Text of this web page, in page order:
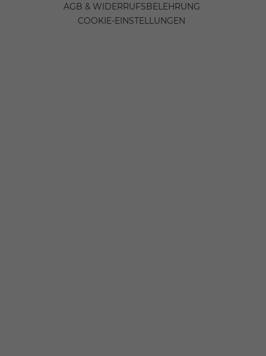
AGB & WIDERRUFSBELEHRUNG
COOKIE-EINSTELLUNGEN